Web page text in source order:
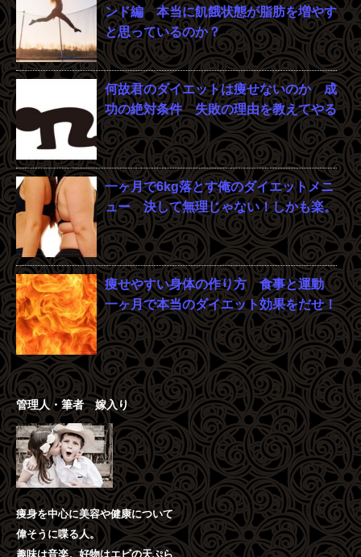
ンド編 本当に飢餓状態が脂肪を増やす
と思っているのか？
何故君のダイエットは痩せないのか 成
功の絶対条件 失敗の理由を教えてやる
一ヶ月で6kg落とす俺のダイエットメニ
ュー 決して無理じゃない！しかも楽。
痩せやすい身体の作り方 食事と運動
一ヶ月で本当のダイエット効果をだせ！
管理人・筆者 嫁入り
痩身を中心に美容や健康について
偉そうに喋る人。
趣味は音楽。好物はエビの天ぷら